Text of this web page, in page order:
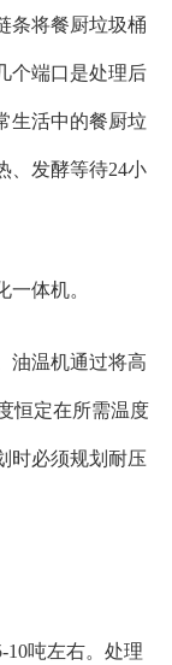
条将餐厨垃圾桶
个端口是处理后
生活中的餐厨垃
、发酵等待24小
体机。
油温机通过将高
恒定在所需温度
时必须规划耐压
10吨左右。处理